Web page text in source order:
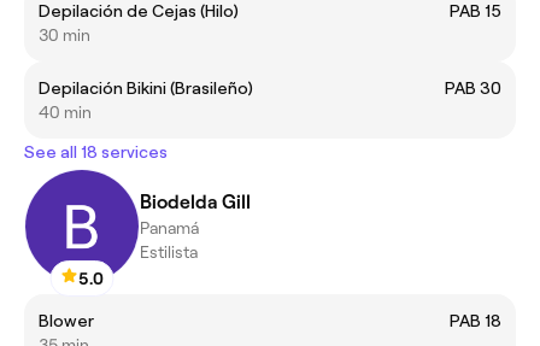
Depilación de Cejas (Hilo)
PAB 15
30 min
Depilación Bikini (Brasileño)
PAB 30
40 min
See all 18 services
5.0
Biodelda Gill
Panamá
Estilista
Blower
PAB 18